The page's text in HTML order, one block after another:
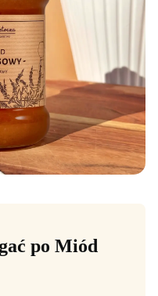
po Miód